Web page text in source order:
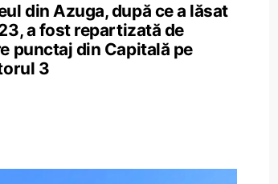
din Azuga, după ce a lăsat
a fost repartizată de
punctaj din Capitală pe
3